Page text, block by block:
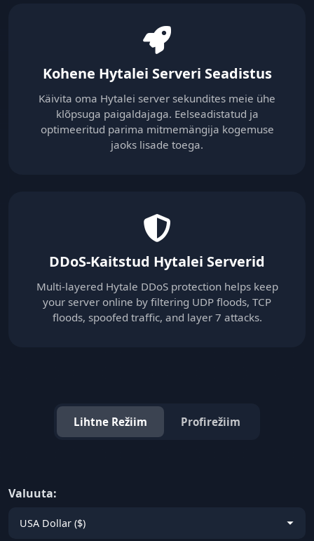
Kohene Hytalei Serveri Seadistus
Käivita oma Hytalei server sekundites meie ühe
klõpsuga paigaldajaga. Eelseadistatud ja
optimeeritud parima mitmemängija kogemuse
jaoks lisade toega.
DDoS-Kaitstud Hytalei Serverid
Multi-layered Hytale DDoS protection helps keep
your server online by filtering UDP floods, TCP
floods, spoofed traffic, and layer 7 attacks.
Lihtne Režiim Profirežiim
Valuuta: